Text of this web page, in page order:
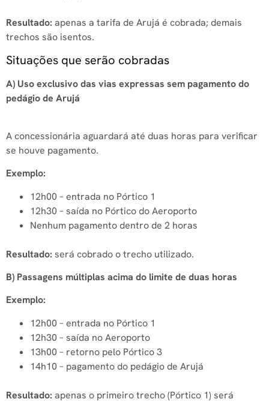
Resultado: apenas a tarifa de Arujá é cobrada; demais
trechos são isentos.
Situações que serão cobradas
A) Uso exclusivo das vias expressas sem pagamento do
pedágio de Arujá
A concessionária aguardará até duas horas para verificar
se houve pagamento.
Exemplo:
12h00 – entrada no Pórtico 1
12h30 – saída no Pórtico do Aeroporto
Nenhum pagamento dentro de 2 horas
Resultado: será cobrado o trecho utilizado.
B) Passagens múltiplas acima do limite de duas horas
Exemplo:
12h00 – entrada no Pórtico 1
12h30 – saída no Aeroporto
13h00 – retorno pelo Pórtico 3
14h10 – pagamento do pedágio de Arujá
Resultado: apenas o primeiro trecho (Pórtico 1) será